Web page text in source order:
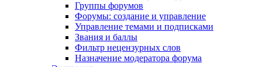
Группы форумов
Форумы: создание и управление
Управление темами и подписками
Звания и баллы
Фильтр нецензурных слов
Назначение модератора форума